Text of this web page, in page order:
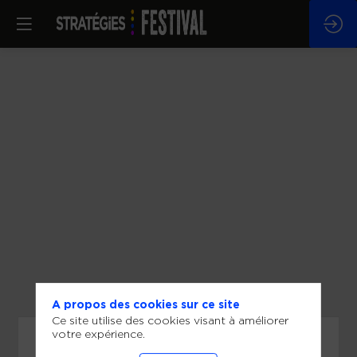
Vous devez vous connecter pour voir ce contenu
A propos des cookies sur ce site
Ce site utilise des cookies visant à améliorer
votre expérience.